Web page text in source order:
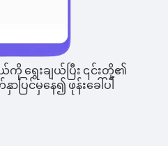
ရွေးချယ်ပြီး ၎င်းတို့၏
ြင်မှနေ၍ ဖုန်းခေါ်ပါ